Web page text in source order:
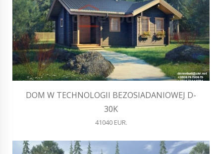
DOM W TECHNOLOGII BEZOSIADANIOWEJ D-
30K
41040 EUR.